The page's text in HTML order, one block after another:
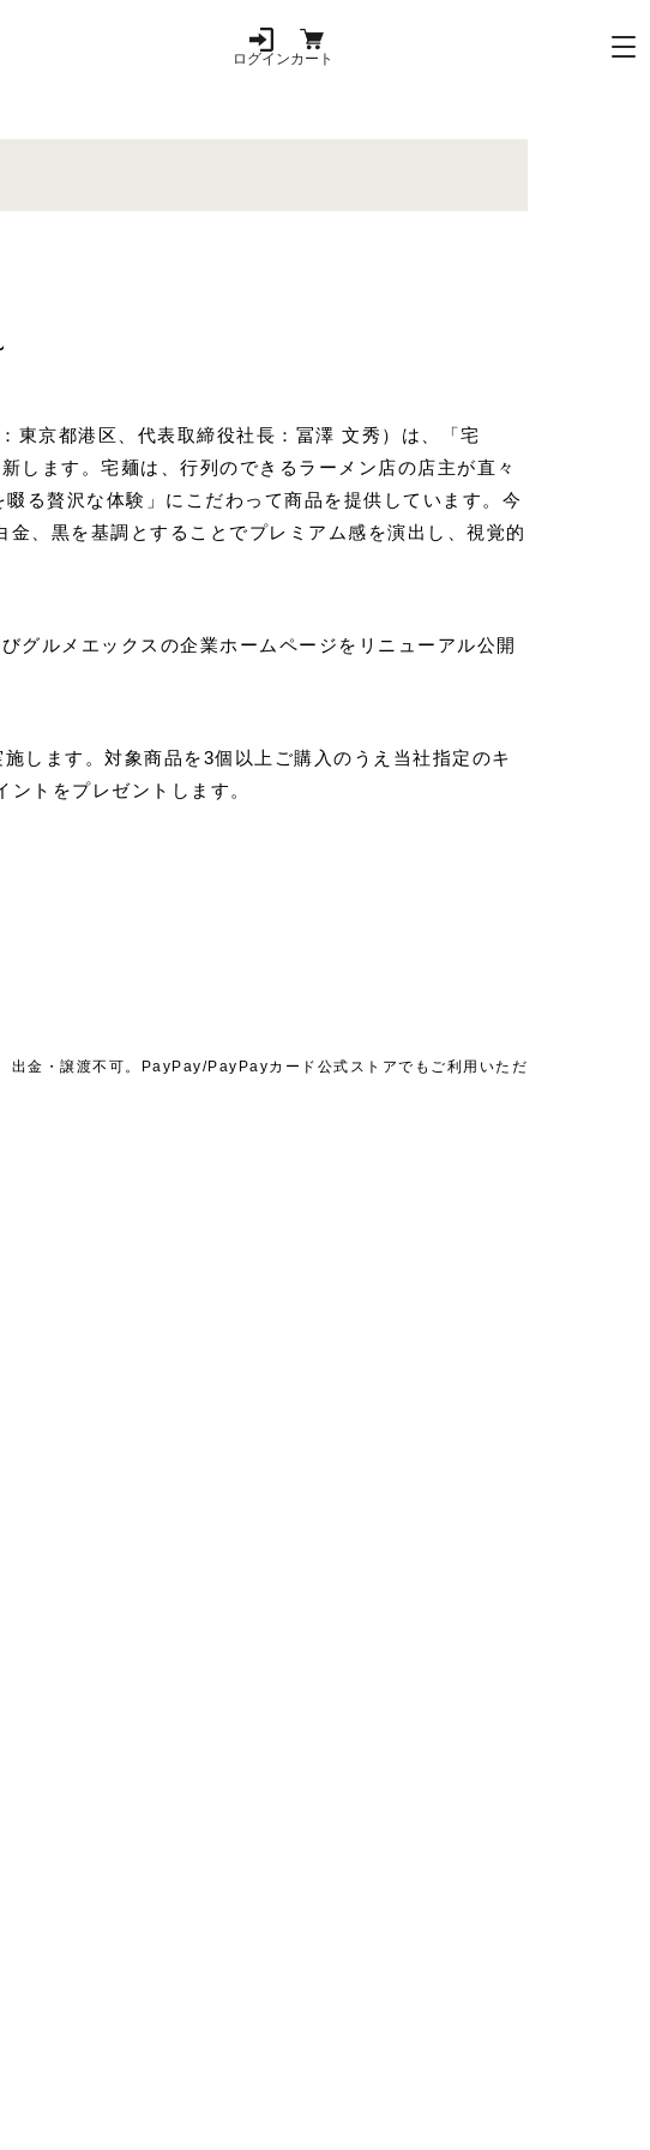
ログインカート
東京都港区、代表取締役社長：冨澤 文秀）は、「宅
します。宅麺は、行列のできるラーメン店の店主が直々
る贅沢な体験」にこだわって商品を提供しています。今
、黒を基調とすることでプレミアム感を演出し、視覚的
グルメエックスの企業ホームページをリニューアル公開
します。対象商品を3個以上ご購入のうえ当社指定のキ
トをプレゼントします。
金・譲渡不可。PayPay/PayPayカード公式ストアでもご利用いただ